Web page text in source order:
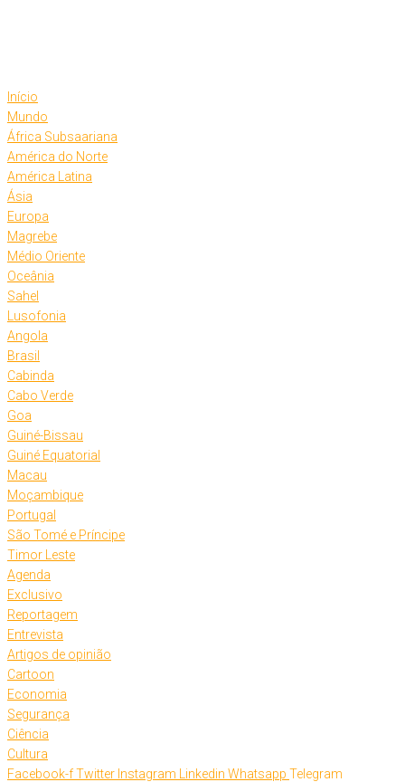
Início
Mundo
África Subsaariana
América do Norte
América Latina
Ásia
Europa
Magrebe
Médio Oriente
Oceânia
Sahel
Lusofonia
Angola
Brasil
Cabinda
Cabo Verde
Goa
Guiné-Bissau
Guiné Equatorial
Macau
Moçambique
Portugal
São Tomé e Príncipe
Timor Leste
Agenda
Exclusivo
Reportagem
Entrevista
Artigos de opinião
Cartoon
Economia
Segurança
Ciência
Cultura
Facebook-fTwitter Instagram Linkedin Whatsapp Telegram